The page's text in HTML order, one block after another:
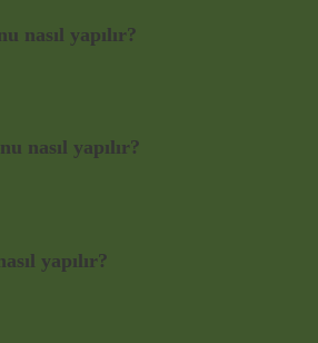
nasıl yapılır?
nasıl yapılır?
yapılır?